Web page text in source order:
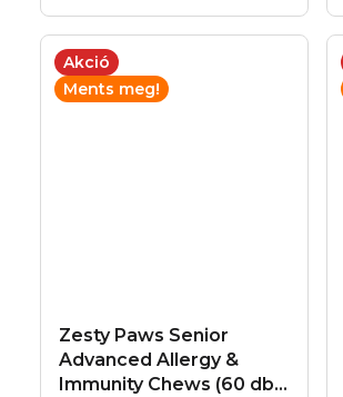
t
á Akció
Ments meg!
Zesty Paws Senior
Advanced Allergy &
Immunity Chews (60 db)